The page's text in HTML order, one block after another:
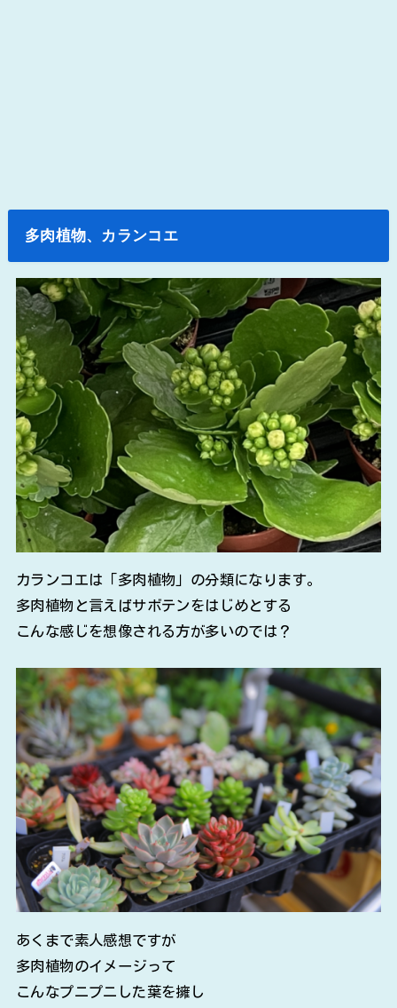
多肉植物、カランコエ
カランコエは「多肉植物」の分類になります。
多肉植物と言えばサボテンをはじめとする
こんな感じを想像される方が多いのでは？
あくまで素人感想ですが
多肉植物のイメージって
こんなプニプニした葉を擁し